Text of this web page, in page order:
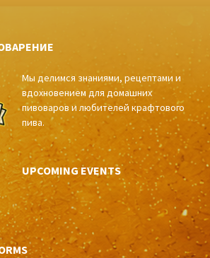
Мы делимся знаниями, рецептами и
вдохновением для домашних
пивоваров и любителей крафтового
пива.
UPCOMING EVENTS